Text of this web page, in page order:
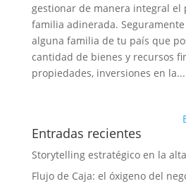
gestionar de manera integral el
familia adinerada.
alguna familia de tu país que
cantidad de bienes y recursos
propiedades, inversiones en la...
Entradas recientes
Storytelling estratégico en la
Flujo de Caja: el óxigeno del